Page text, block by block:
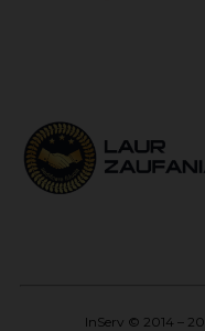
InServ © 2014 –